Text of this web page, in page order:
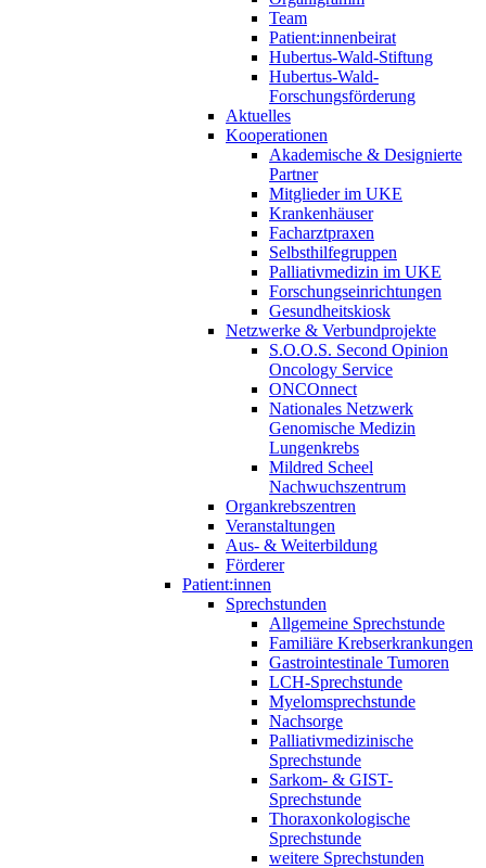
Team
Patient:innenbeirat
Hubertus-Wald-Stiftung
Hubertus-Wald-
Forschungsförderung
Aktuelles
Kooperationen
Akademische & Designierte
Partner
Mitglieder im UKE
Krankenhäuser
Facharztpraxen
Selbsthilfegruppen
Palliativmedizin im UKE
Forschungseinrichtungen
Gesundheitskiosk
Netzwerke & Verbundprojekte
S.O.O.S. Second Opinion
Oncology Service
ONCOnnect
Nationales Netzwerk
Genomische Medizin
Lungenkrebs
Mildred Scheel
Nachwuchszentrum
Organkrebszentren
Veranstaltungen
Aus- & Weiterbildung
Förderer
Patient:innen
Sprechstunden
Allgemeine Sprechstunde
Familiäre Krebserkrankungen
Gastrointestinale Tumoren
LCH-Sprechstunde
Myelomsprechstunde
Nachsorge
Palliativmedizinische
Sprechstunde
Sarkom- & GIST-
Sprechstunde
Thoraxonkologische
Sprechstunde
weitere Sprechstunden